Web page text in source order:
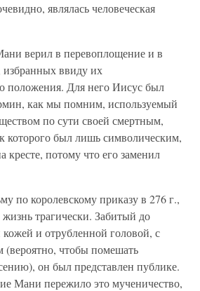
являлась человеческая
верил в перевоплощение и в
ввиду их
положения. Для него Иисус был
как мы помним, используемый
по сути своей смертным,
которого был лишь символическим,
кресте, потому что его заменил
по королевскому приказу в 276 г.,
трагически. Забитый до
и отрубленной головой, с
(вероятно, чтобы помешать
он был представлен публике.
Мани пережило это мученичество,